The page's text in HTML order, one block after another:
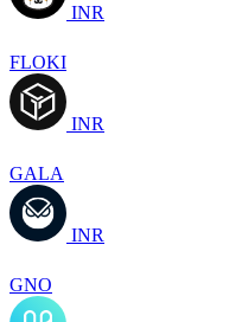
INR
FLOKI
INR
GALA
INR
GNO